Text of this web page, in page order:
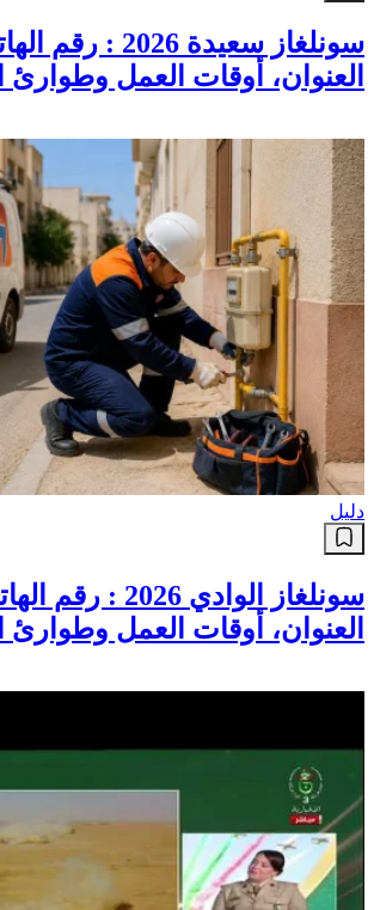
سونلغاز سعيدة 2026 :
العنوان، أوقات العمل وطوارئ
دليل
سونلغاز الوادي 2026 :
العنوان، أوقات العمل وطوارئ